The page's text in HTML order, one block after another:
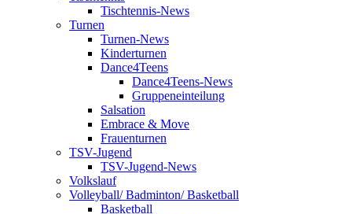
Tischtennis-News
Turnen
Turnen-News
Kinderturnen
Dance4Teens
Dance4Teens-News
Gruppeneinteilung
Salsation
Embrace & Move
Frauenturnen
TSV-Jugend
TSV-Jugend-News
Volkslauf
Volleyball/ Badminton/ Basketball
Basketball